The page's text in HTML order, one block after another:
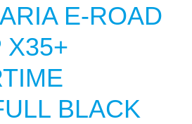
E-ROAD
X35+
BLACK